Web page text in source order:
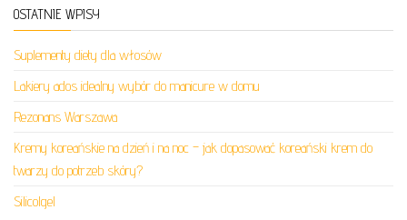
OSTATNIE WPISY
Suplementy diety dla włosów
Lakiery ados idealny wybór do manicure w domu
Rezonans Warszawa
Kremy koreańskie na dzień i na noc – jak dopasować koreański krem do
twarzy do potrzeb skóry?
Silicolgel